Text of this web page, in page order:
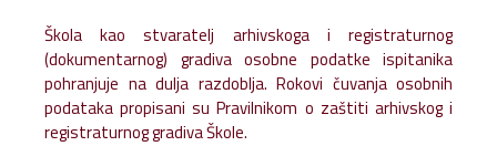
Škola kao stvaratelj arhivskoga i registraturnog
(dokumentarnog) gradiva osobne podatke ispitanika
pohranjuje na dulja razdoblja. Rokovi čuvanja osobnih
podataka propisani su Pravilnikom o zaštiti arhivskog i
registraturnog gradiva Škole.